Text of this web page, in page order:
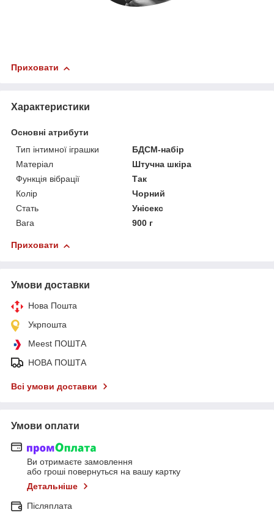
Приховати
Характеристики
Основні атрибути
Тип інтимної іграшки
БДСМ-набір
Матеріал
Штучна шкіра
Функція вібрації
Так
Колір
Чорний
Стать
Унісекс
Вага
900 г
Приховати
Умови доставки
Нова Пошта
Укрпошта
Meest ПОШТА
НОВА ПОШТА
Всі умови доставки
Умови оплати
Ви отримаєте замовлення
або гроші повернуться на вашу картку
Детальніше
Післяплата